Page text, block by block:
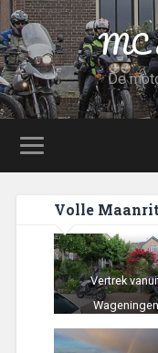
MC
De
Volle
Vertrek
Wageningen